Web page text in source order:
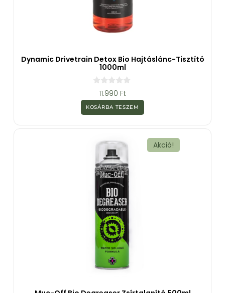
Dynamic Drivetrain Detox Bio Hajtáslánc-Tisztító
1000ml
z
5
b
11.990 Ft
KOSÁRBA TESZEM
Akció!